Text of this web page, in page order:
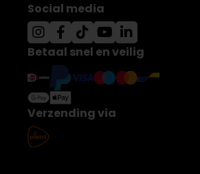
Social media
Betaal snel en veilig
Verzending via